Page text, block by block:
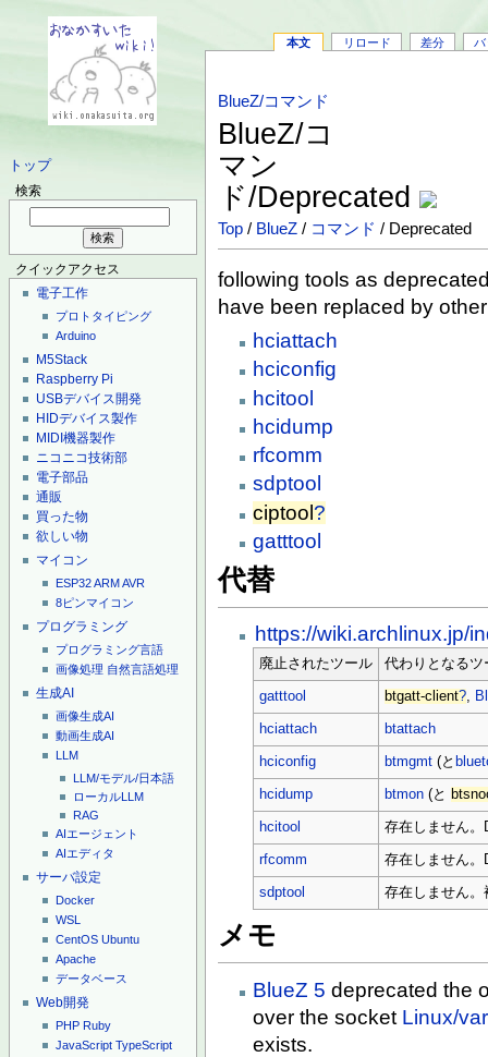
トップ
検索
クイックアクセス
電子工作
プロトタイピング
Arduino
M5Stack
Raspberry Pi
USBデバイス開発
HIDデバイス製作
MIDI機器製作
ニコニコ技術部
電子部品
通販
買った物
欲しい物
マイコン
ESP32ARMAVR
8ピンマイコン
プログラミング
プログラミング言語
画像処理 自然言語処理
生成AI
画像生成AI
動画生成AI
LLM
LLM/モデル/日本語
ローカルLLM
RAG
AIエージェント
AIエディタ
サーバ設定
Docker
WSL
CentOS Ubuntu
Apache
データベース
Web開発
PHP Ruby
JavaScript TypeScript
本文 リロード 差分 バ
BlueZ/コマンド
BlueZ/コ
マン
ド/Deprecated
Top / BlueZ / コマンド / Deprecated
following tools as
have been replaced by
hciattach
hciconfig
hcitool
hcidump
rfcomm
sdptool
ciptool?
gatttool
代替
https://wiki.archlinux.jp/
廃止されたツール 代わりとなるツ
gatttool btgatt-client?,
hciattach btattach
hciconfig btmgmt (と
hcidump btmon (と
hcitool 存在しません
rfcomm 存在しません
sdptool 存在しません
メモ
BlueZ 5 deprecated the
over the socket Linux/
exists.